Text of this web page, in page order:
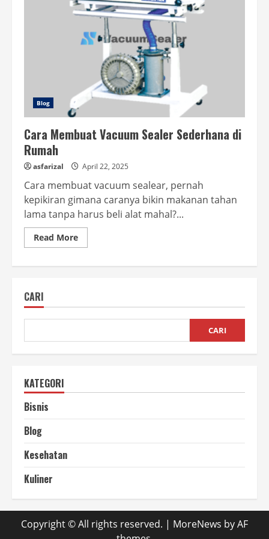
Blog
Cara Membuat Vacuum Sealer Sederhana di
Rumah
asfarizal April 22, 2025
Cara membuat vacuum sealear, pernah
kepikiran gimana caranya bikin makanan tahan
lama tanpa harus beli alat mahal?...
Read MoreRead
more
di
CARI
CARI
KATEGORI
Bisnis
Blog
Kesehatan
Kuliner
Copyright © All rights reserved. | MoreNews by AF